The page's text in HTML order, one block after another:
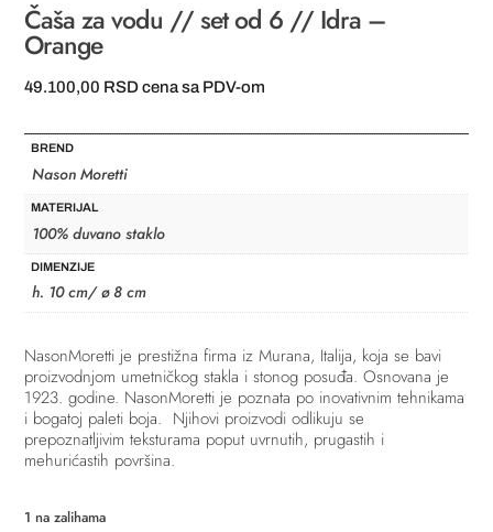
Čaša za vodu // set od 6 // Idra –
Orange
49.100,00 RSD cena sa PDV-om
BREND
Nason Moretti
MATERIJAL
100% duvano staklo
DIMENZIJE
h. 10 cm/ ø 8 cm
NasonMoretti je prestižna firma iz Murana, Italija, koja se bavi
proizvodnjom umetničkog stakla i stonog posuđa. Osnovana je
1923. godine. NasonMoretti je poznata po inovativnim tehnikama
i bogatoj paleti boja. Njihovi proizvodi odlikuju se
prepoznatljivim teksturama poput uvrnutih, prugastih i
mehurićastih površina.
1 na zalihama